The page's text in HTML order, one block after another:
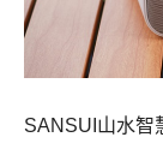
SANSUI山水智